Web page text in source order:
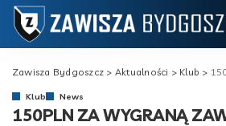
Zawisza Bydgoszcz > Aktualności > Klub >
Klub News
150PLN ZA WYGRANĄ